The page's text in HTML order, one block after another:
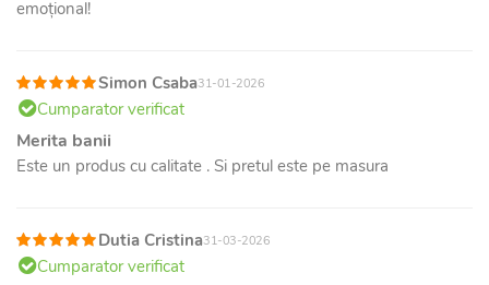
emoțional!
Simon Csaba31-01-2026
Cumparator verificat
Merita banii
Este un produs cu calitate . Si pretul este pe masura
Dutia Cristina31-03-2026
Cumparator verificat